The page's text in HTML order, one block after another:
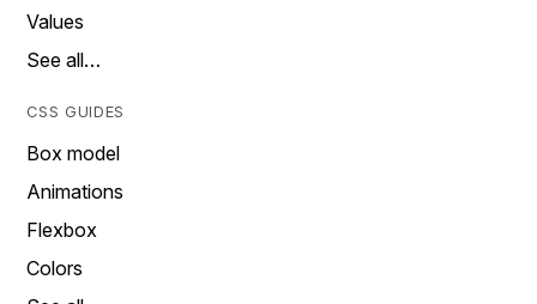
Values
See all…
CSS GUIDES
Box model
Animations
Flexbox
Colors